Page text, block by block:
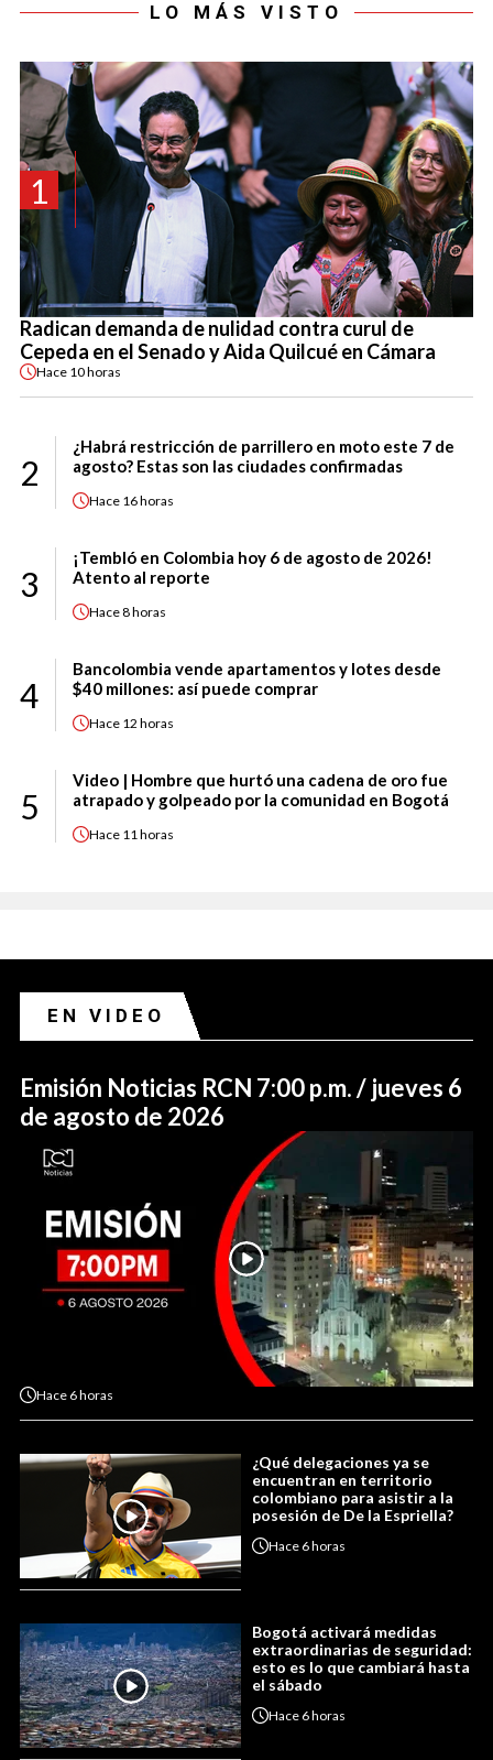
LO MÁS VISTO
1
Radican demanda de nulidad contra curul de
Cepeda en el Senado y Aida Quilcué en Cámara
Hace 10 horas
2
¿Habrá restricción de parrillero en moto este 7 de
agosto? Estas son las ciudades confirmadas
Hace 16 horas
3
¡Tembló en Colombia hoy 6 de agosto de 2026!
Atento al reporte
Hace8 horas
4
Bancolombia vende apartamentos y lotes desde
$40 millones: así puede comprar
Hace 12 horas
5
Video | Hombre que hurtó una cadena de oro fue
atrapado y golpeado por la comunidad en Bogotá
Hace 11 horas
EN VIDEO
Emisión Noticias RCN 7:00 p.m. / jueves 6
de agosto de 2026
Hace 6 horas
¿Qué delegaciones ya se
encuentran en territorio
colombiano para asistir a la
posesión de De la Espriella?
Hace 6 horas
Bogotá activará medidas
extraordinarias de seguridad:
esto es lo que cambiará hasta
el sábado
Hace 6 horas